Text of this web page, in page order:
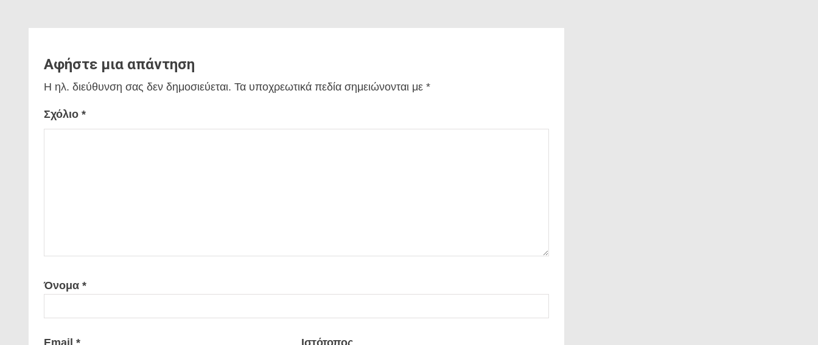
Αφήστε μια απάντηση
Η ηλ. διεύθυνση σας δεν δημοσιεύεται. Τα υποχρεωτικά πεδία σημειώνονται με *
Σχόλιο *
Όνομα *